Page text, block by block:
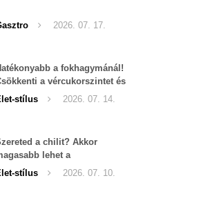
2026. 07. 17.
a fokhagymánál!
a vércukorszintet és
magas vérnyomást is!
stílus 2026. 07. 14.
a chilit? Akkor
lehet a
szinted
stílus 2026. 07. 10.